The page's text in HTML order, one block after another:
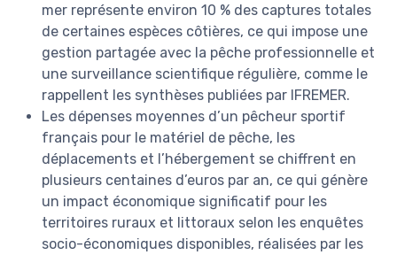
mer représente environ 10 % des captures totales
de certaines espèces côtières, ce qui impose une
gestion partagée avec la pêche professionnelle et
une surveillance scientifique régulière, comme le
rappellent les synthèses publiées par IFREMER.
Les dépenses moyennes d’un pêcheur sportif
français pour le matériel de pêche, les
déplacements et l’hébergement se chiffrent en
plusieurs centaines d’euros par an, ce qui génère
un impact économique significatif pour les
territoires ruraux et littoraux selon les enquêtes
socio-économiques disponibles, réalisées par les